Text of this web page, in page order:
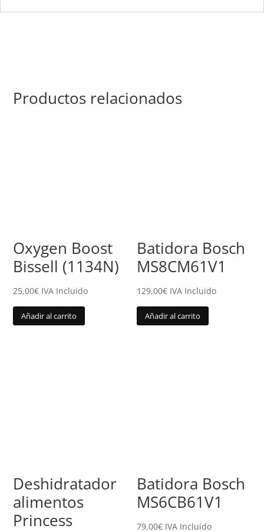
Productos relacionados
Oxygen Boost
Bissell (1134N)
25,00€ IVA Incluido
Añadir al carrito
Batidora Bosch
MS8CM61V1
129,00€ IVA Incluido
Añadir al carrito
Deshidratador
alimentos
Princess
Batidora Bosch
MS6CB61V1
79,00€ IVA Incluido